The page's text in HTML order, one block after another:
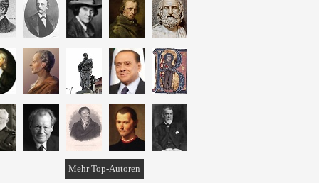
Mehr Top-Autoren